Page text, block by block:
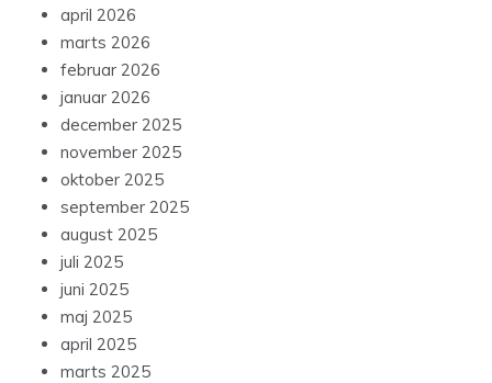
april 2026
marts 2026
februar 2026
januar 2026
december 2025
november 2025
oktober 2025
september 2025
august 2025
juli 2025
juni 2025
maj 2025
april 2025
marts 2025